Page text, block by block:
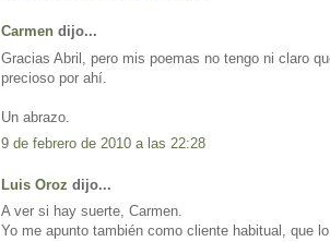
Carmen dijo...
Gracias Abril, pero mis poemas no tengo ni claro
precioso por ahí.
Un abrazo.
9 de febrero de 2010 a las 22:28
Luis Oroz dijo...
A ver si hay suerte, Carmen.
Yo me apunto también como cliente habitual, que